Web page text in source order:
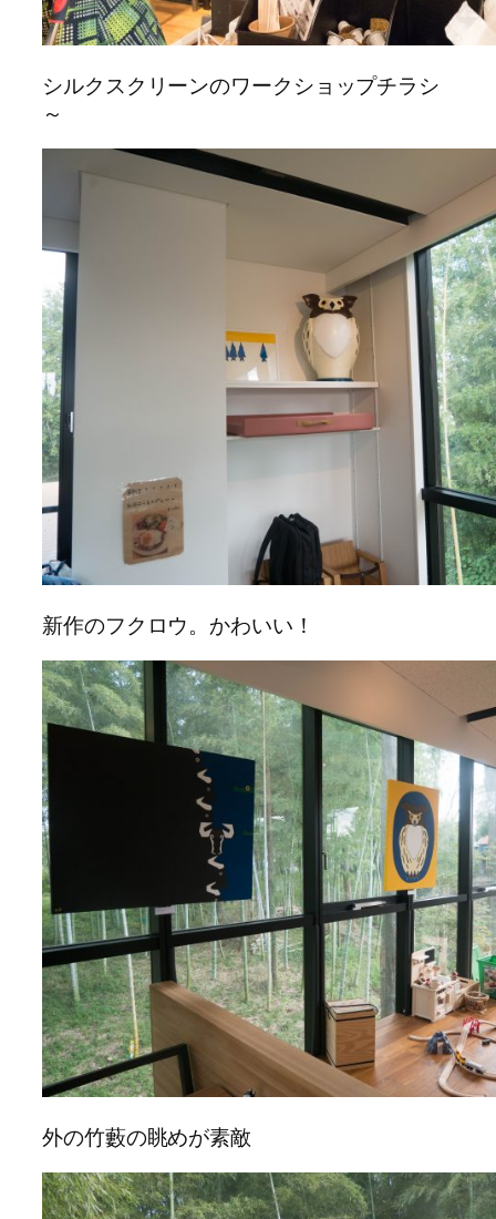
シルクスクリーンのワークショップチラシ
～
新作のフクロウ。かわいい！
外の竹藪の眺めが素敵